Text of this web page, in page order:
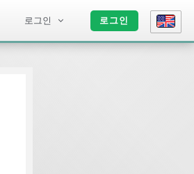
로그인 로그인